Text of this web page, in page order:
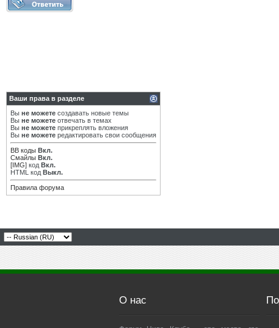
Ваши права в разделе
Вы не можете создавать новые темы
Вы не можете отвечать в темах
Вы не можете прикреплять вложения
Вы не можете редактировать свои сообщения
BB коды Вкл.
Смайлы Вкл.
[IMG] код Вкл.
HTML код Выкл.
Правила форума
О нас